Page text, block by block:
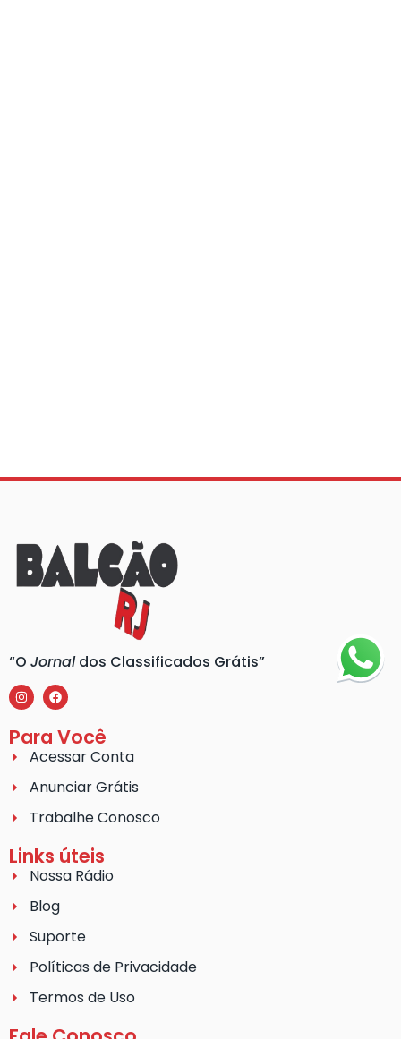
“O Jornaldos Classificados Grátis”
Para Você
Acessar Conta
Anunciar Grátis
Trabalhe Conosco
Links úteis
Nossa Rádio
Blog
Suporte
Políticas de Privacidade
Termos de Uso